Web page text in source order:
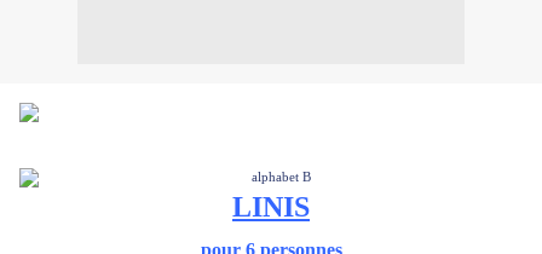
LINIS